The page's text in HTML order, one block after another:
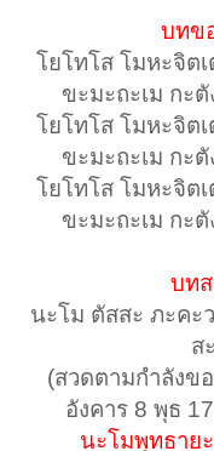
บทข
โยโทโส โมหะจิต
ขะมะถะเม กะ
โยโทโส โมหะจิต
ขะมะถะเม กะ
โยโทโส โมหะจิต
ขะมะถะเม กะ
บท
นะโม ตัสสะ ภะคะ
ส
(สวดตามกำลังข
อังคาร 8 พุธ
นะโมพุทธาย